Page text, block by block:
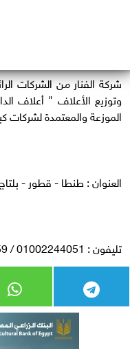
شركة الفنار من الشركات
وتوزيع الأعلاف " أعلاف
الموزعة والمعتمدة لشركات
العنوان : طنطا - قطور -
تليفون : 01002244051 / 01000485959